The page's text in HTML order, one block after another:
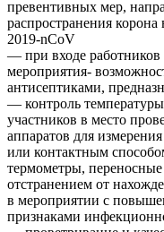
превентивных мер,
распространения
2019-nCoV
— при входе работников
мероприятия-
антисептиками,
— контроль
участников в место
аппаратов для
или контактным
термометры,
отстранением от
в мероприятии с
признаками